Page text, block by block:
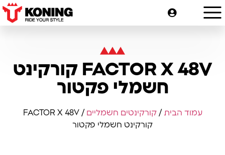
FACTOR X 48V קורקינט
חשמלי פקטור
עמוד הבית /קורקינטים חשמליים
/ FACTOR X 48V
קורקינט חשמלי פקטור